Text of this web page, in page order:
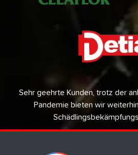
Sehr geehrte Kunden, trotz der
Pandemie bieten wir